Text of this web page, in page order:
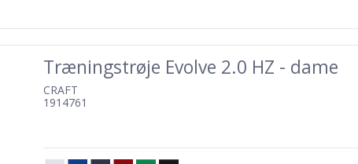
Træningstrøje Evolve 2.0 HZ - dame
CRAFT
1914761